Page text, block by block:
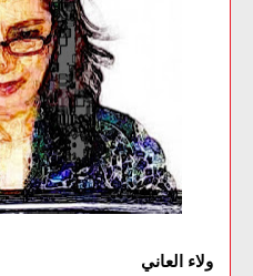
ولاء العاني